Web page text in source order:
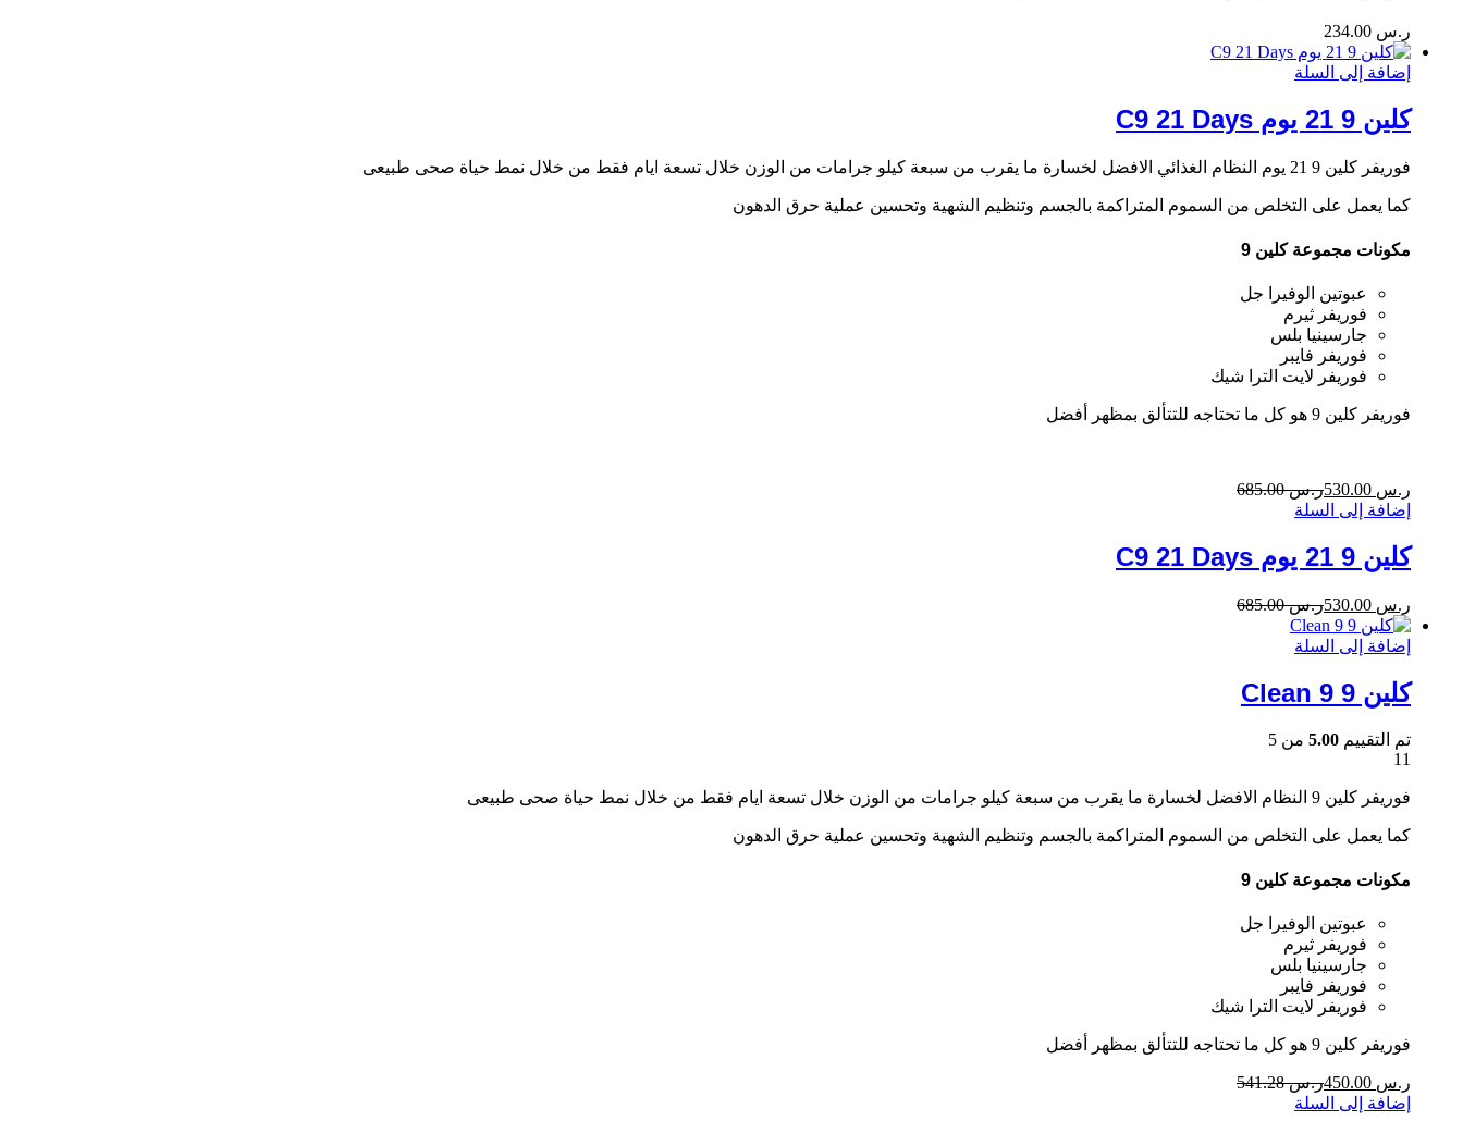
ر.س
إضافة إلى السلة
كلين 9 21 يوم C9 21 Days
فوريفر كلين 9 21 يوم النظام الغذائي الافضل لخسارة ما يقرب من سبعة كيلو جرامات من الوزن خلال تسعة ايام فقط من خلال نمط حياة صحى طبيعى
كما يعمل على التخلص من السموم المتراكمة بالجسم وتنظيم الشهية وتحسين عملية حرق الدهون
مكونات مجموعة كلين 9
عبوتين الوفيرا جل
فوريفر ثيرم
جارسينيا بلس
فوريفر فايبر
فوريفر لايت الترا شيك
فوريفر كلين 9 هو كل ما تحتاجه للتتألق بمظهر أفضل
ر.س ر.س685.00
إضافة إلى السلة
كلين 9 21 يوم C9 21 Days
ر.س ر.س685.00
إضافة إلى السلة
كلين 9 Clean 9
تم التقييم 5.00 من 5
11
فوريفر كلين 9 النظام الافضل لخسارة ما يقرب من سبعة كيلو جرامات من الوزن خلال تسعة ايام فقط من خلال نمط حياة صحى طبيعى
كما يعمل على التخلص من السموم المتراكمة بالجسم وتنظيم الشهية وتحسين عملية حرق الدهون
مكونات مجموعة كلين 9
عبوتين الوفيرا جل
فوريفر ثيرم
جارسينيا بلس
فوريفر فايبر
فوريفر لايت الترا شيك
فوريفر كلين 9 هو كل ما تحتاجه للتتألق بمظهر أفضل
ر.س ر.س541.28
إضافة إلى السلة